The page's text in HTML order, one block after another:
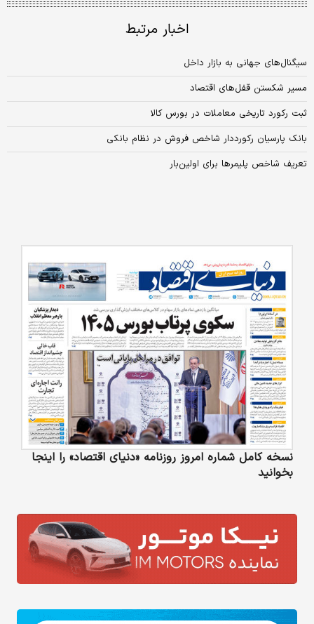
اخبار مرتبط
سیگنال‌های جهانی به بازار داخل
مسیر شکستن قفل‌های اقتصاد
ثبت رکورد تاریخی معاملات در بورس کالا
بانک پارسیان رکورددار شاخص فروش در نظام بانکی
تعریف شاخص پلیمرها برای اولین‌بار
نسخه کامل شماره امروز روزنامه «دنیای‌ اقتصاد» را اینجا
بخوانید